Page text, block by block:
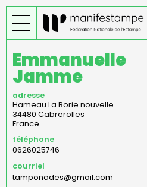
Aller
au
contenu
Emmanuelle
Jamme
adresse
Hameau La Borie nouvelle
34480 Cabrerolles
France
téléphone
0626025746
courriel
tamponades@gmail.com